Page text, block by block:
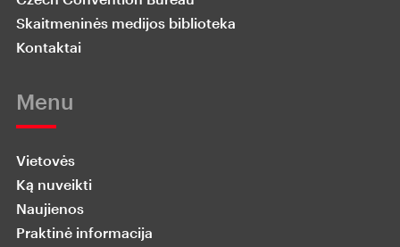
Skaitmeninės medijos biblioteka
Kontaktai
Menu
Vietovės
Ką nuveikti
Naujienos
Praktinė informacija